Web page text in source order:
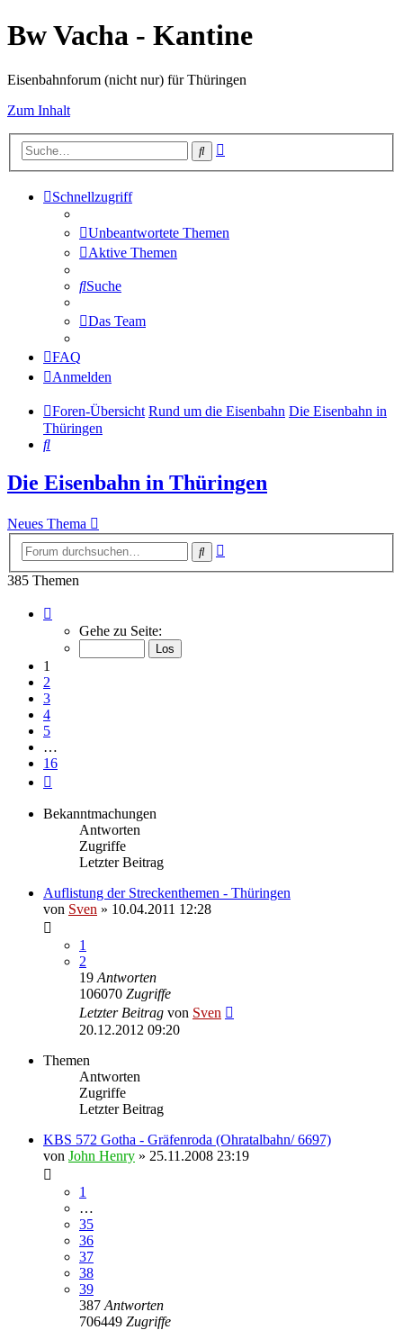
Bw Vacha - Kantine
Eisenbahnforum (nicht nur) für Thüringen
Zum Inhalt
Suche
Schnellzugriff
Unbeantwortete Themen
Aktive Themen
Suche
Das Team
FAQ
Anmelden
Foren-Übersicht Rund um die Eisenbahn Die Eisenbahn in
Thüringen
Suche
Die Eisenbahn in Thüringen
Neues Thema
Suche
385 Themen
von
Gehe zu Seite:
1
2
3
4
5
…
16
Bekanntmachungen
Antworten
Zugriffe
Letzter Beitrag
Auflistung der Streckenthemen - Thüringen
von Sven » 10.04.2011 12:28
1
2
19 Antworten
106070 Zugriffe
Letzter Beitrag von Sven
20.12.2012 09:20
Themen
Antworten
Zugriffe
Letzter Beitrag
KBS 572 Gotha - Gräfenroda (Ohratalbahn/ 6697)
von John Henry » 25.11.2008 23:19
1
…
35
36
37
38
39
387 Antworten
706449 Zugriffe